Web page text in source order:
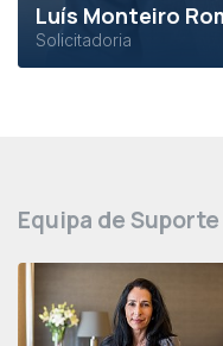
Luís Monteiro
Solicitadoria
Equipa de Suporte